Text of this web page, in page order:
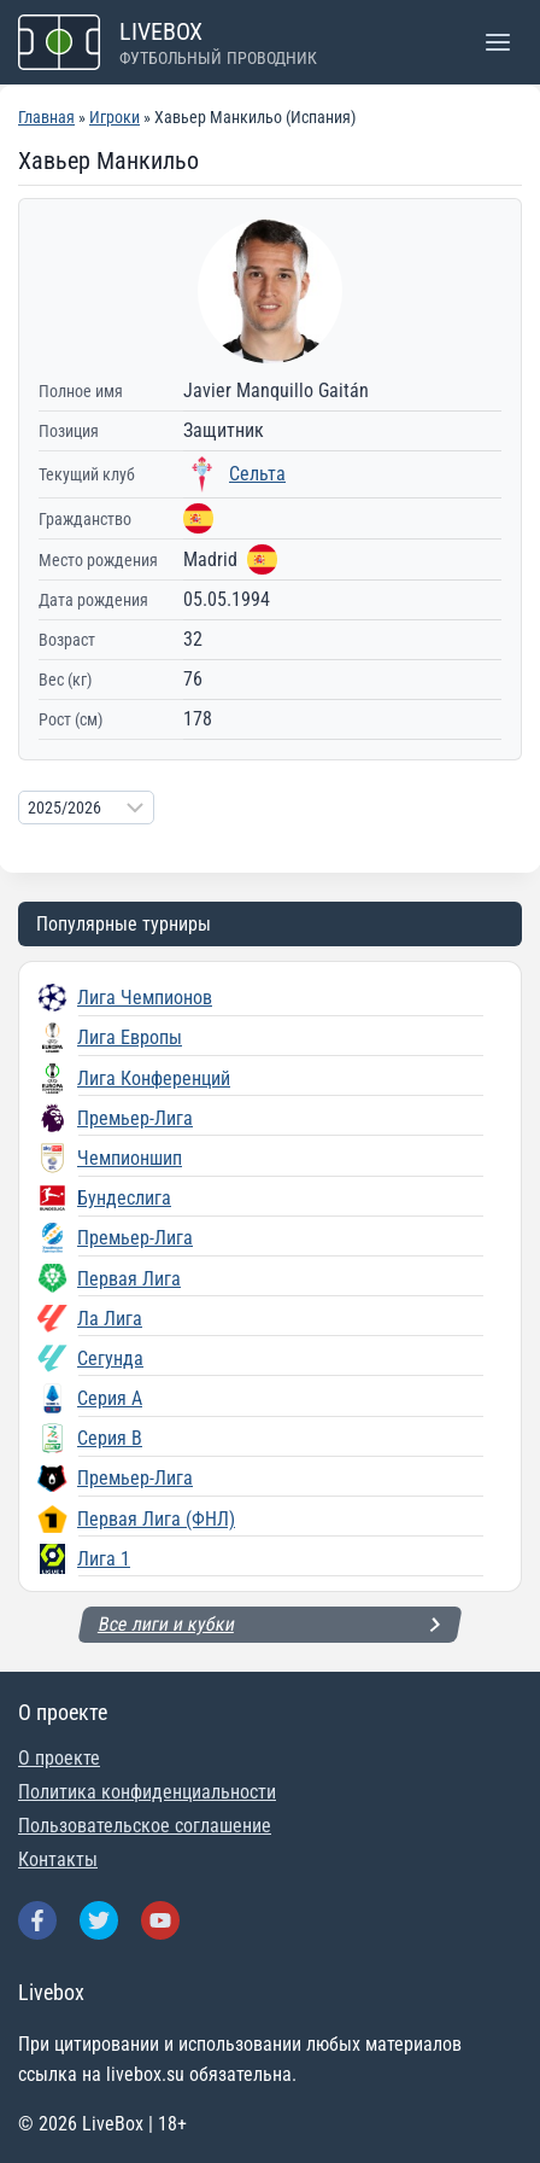
Перейти
содержимому
LIVEBOX
ФУТБОЛЬНЫЙ ПРОВОДНИК
Главная » Игроки » Хавьер Манкильо (Испания)
Хавьер Манкильо
Полное имя Javier Manquillo Gaitán
Позиция Защитник
Текущий клуб Сельта
Гражданство
Место рождения Madrid
Дата рождения 05.05.1994
Возраст 32
Вес (кг) 76
Рост (см) 178
Популярные турниры
Лига Чемпионов
Лига Европы
Лига Конференций
Премьер-Лига
Чемпионшип
Бундеслига
Премьер-Лига
Первая Лига
Ла Лига
Сегунда
Серия A
Серия B
Премьер-Лига
Первая Лига (ФНЛ)
Лига 1
Все лиги и кубки
О проекте
О проекте
Политика конфиденциальности
Пользовательское соглашение
Контакты
Livebox
При цитировании и использовании любых материалов
ссылка на livebox.su обязательна.
© 2026 LiveBox | 18+